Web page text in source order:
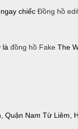
chiếc Đồng hồ
là đồng hồ Fake The
Quận Nam Từ Liêm,